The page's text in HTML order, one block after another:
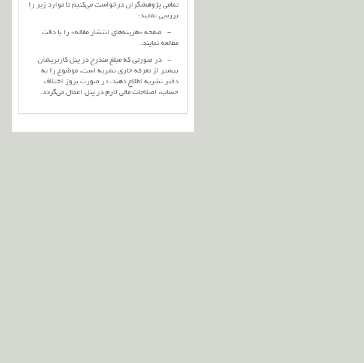
تمامی پژوهشگران درخواست می‌کنیم تا موارد زیر را
بررسی نمایند:
- صفحه «هزینه‌های انتشار مقاله» را با دقت
مطالعه نمایند.
- در صورتی که مبلغ مندرج در پنل کاربریشان
بیشتر از تعرفه جاری نشریه است، موضوع را به
دفتر نشریه اطلاع دهند، در صورت بروز اختلاف
حساب، اصلاحات مالی لازم در پنل اعمال می‌گردد.